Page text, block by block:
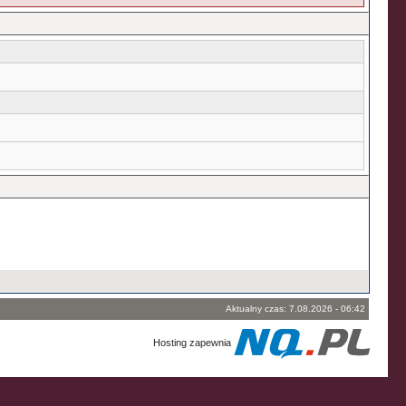
Aktualny czas: 7.08.2026 - 06:42
Hosting zapewnia